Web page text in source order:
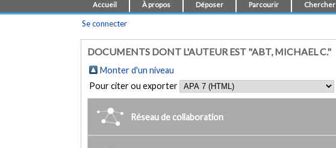
Accueil À propos Déposer Parcourir Chercher
Se connecter
DOCUMENTS DONT L'AUTEUR EST "ABT, MICHAEL C."
Monter d'un niveau
Pour citer ou exporter
Réseau de collaboration